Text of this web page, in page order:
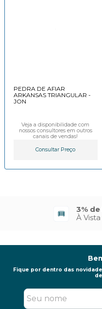
PEDRA DE AFIAR
ARKANSAS TRIANGULAR -
JON
Veja a disponibilidade com
nossos consultores em outros
canais de vendas!
Consultar Preço
3%
À
Fique por dentro das